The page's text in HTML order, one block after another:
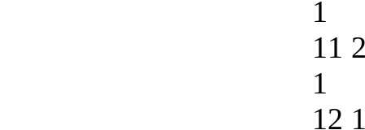
1
11
1
12